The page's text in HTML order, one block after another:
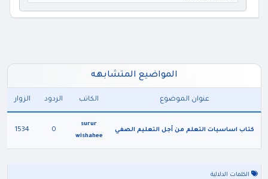
المواضيع المتشابهه
عنوان الموضوع الكاتب الردود الزوار
كتاب اساسيات التعلم من أجل التعليم الصفي
surur
wishahee
0
1534
الكلمات الدلالية